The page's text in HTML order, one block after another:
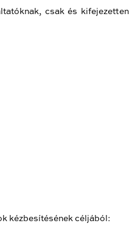
csak és
kézbesítésének céljából: